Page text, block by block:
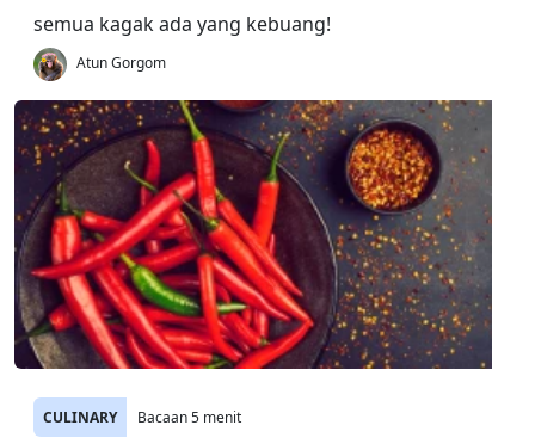
semua kagak ada yang kebuang!
Atun Gorgom
CULINARY Bacaan 5 menit